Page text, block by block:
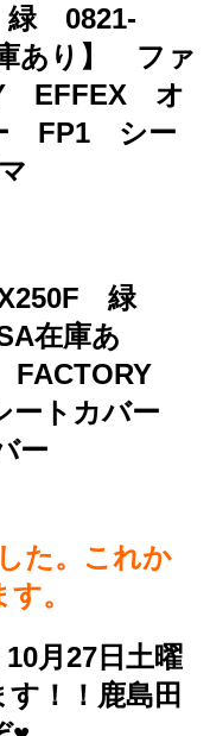
緑 0821-
あり】 ファ
EFFEX オ
FP1 シー
緑
在庫あ
FACTORY
トカバー
ー
た。これか
。
月27日土曜
！！鹿島田